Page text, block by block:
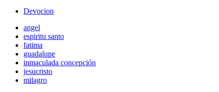
Devocion
angel
espiritu santo
fatima
guadalupe
inmaculada concepción
jesucristo
milagro